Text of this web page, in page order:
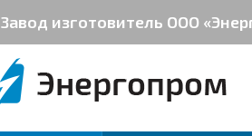
Завод изготовитель ООО